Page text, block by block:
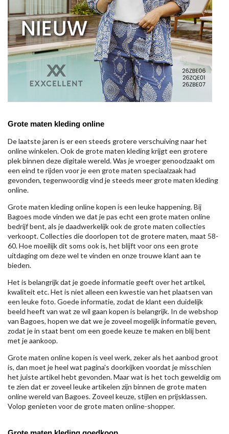
Grote maten kleding online
De laatste jaren is er een steeds grotere verschuiving naar het
online winkelen. Ook de grote maten kleding krijgt een grotere
plek binnen deze digitale wereld. Was je vroeger genoodzaakt om
een eind te rijden voor je een grote maten speciaalzaak had
gevonden, tegenwoordig vind je steeds meer grote maten kleding
online.
Grote maten kleding online kopen is een leuke happening. Bij
Bagoes mode vinden we dat je pas echt een grote maten online
bedrijf bent, als je daadwerkelijk ook de grote maten collecties
verkoopt. Collecties die doorlopen tot de grotere maten, maat 58-
60. Hoe moeilijk dit soms ook is, het blijft voor ons een grote
uitdaging om deze wel te vinden en onze trouwe klant aan te
bieden.
Het is belangrijk dat je goede informatie geeft over het artikel,
kwaliteit etc. Het is niet alleen een kwestie van het plaatsen van
een leuke foto. Goede informatie, zodat de klant een duidelijk
beeld heeft van wat ze wil gaan kopen is belangrijk. In de webshop
van Bagoes, hopen we dat we je zoveel mogelijk informatie geven,
zodat je in staat bent om een goede keuze te maken en blij bent
met je aankoop.
Grote maten online kopen is veel werk, zeker als het aanbod groot
is, dan moet je heel wat pagina's doorkijken voordat je misschien
het juiste artikel hebt gevonden. Maar wat is het toch geweldig om
te zien dat er zoveel leuke artikelen zijn binnen de grote maten
online wereld van Bagoes. Zoveel keuze, stijlen en prijsklassen.
Volop genieten voor de grote maten online-shopper.